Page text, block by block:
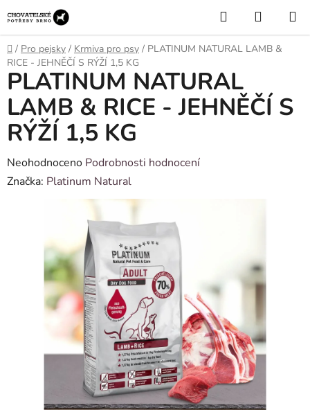
na
obsah
Hledat
KOŠÍK
Domů
/ Pro pejsky / Krmiva pro psy / PLATINUM NATURAL LAMB &
RICE - JEHNĚČÍ S RÝŽÍ 1,5 KG
PLATINUM NATURAL
LAMB & RICE - JEHNĚČÍ S
RÝŽÍ 1,5 KG
Průměrné
hodnocení
hvězdiček.
Neohodnoceno Podrobnosti hodnocení
Značka: Platinum Natural